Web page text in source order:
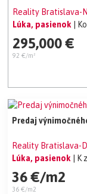
Reality Bratislava-
Lúka, pasienok
|
295,000 €
92 €/m²
Predaj
Reality Bratislava-
Lúka, pasienok
|
36 €/m2
36 €/m2